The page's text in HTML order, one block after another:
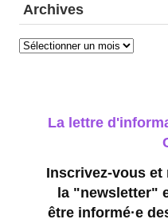
Archives
Archives
La lettre
Inscrivez-vous et
la "newsletter"
être informé·e